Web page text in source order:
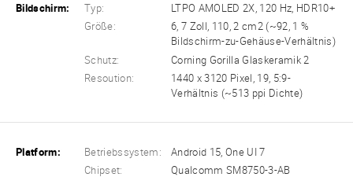
Bildschirm: Typ:
LTPO AMOLED 2X, 120 Hz, HDR10+
Größe:
6, 7 Zoll, 110, 2 cm2 (~92, 1 %
Bildschirm-zu-Gehäuse-Verhältnis)
Schutz:
Corning Gorilla Glaskeramik 2
Resoution:
1440 x 3120 Pixel, 19, 5:9-
Verhältnis (~513 ppi Dichte)
Platform: Betriebssystem:
Android 15, One UI 7
Chipset:
Qualcomm SM8750-3-AB